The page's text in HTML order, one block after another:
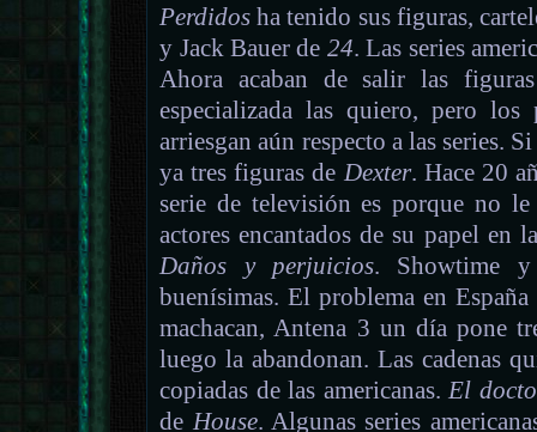
Perdidos ha tenido sus figuras,
y Jack Bauer de 24. Las series
Ahora acaban de salir las
especializada las quiero, pero
arriesgan aún respecto a las series.
ya tres figuras de Dexter. Hace 20
serie de televisión es porque no
actores encantados de su papel en
Daños y perjuicios. Showtime y
buenísimas. El problema en España
machacan, Antena 3 un día pone
luego la abandonan. Las cadenas
copiadas de las americanas. El
de House. Algunas series